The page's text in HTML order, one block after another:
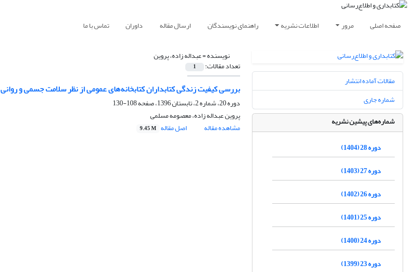
صفحه اصلی مرور اطلاعات نشریه راهنمای نویسندگان ارسال مقاله داوران تماس با ما
نویسنده =عبداله زاده، پروین
تعداد مقالات: 1
بررسی کیفیت زندگی کتابداران کتابخانه‌های عمومی از نظر سلامت جسمی و روانی
دوره 20، شماره 2، تابستان 1396، صفحه
108-130
پروین عبداله زاده، معصومه مسلمی
مشاهده مقاله
اصل مقاله 9.45 M
مقالات آماده انتشار
شماره جاری
شماره‌های پیشین نشریه
دوره 28 (1404)
دوره 27 (1403)
دوره 26 (1402)
دوره 25 (1401)
دوره 24 (1400)
دوره 23 (1399)